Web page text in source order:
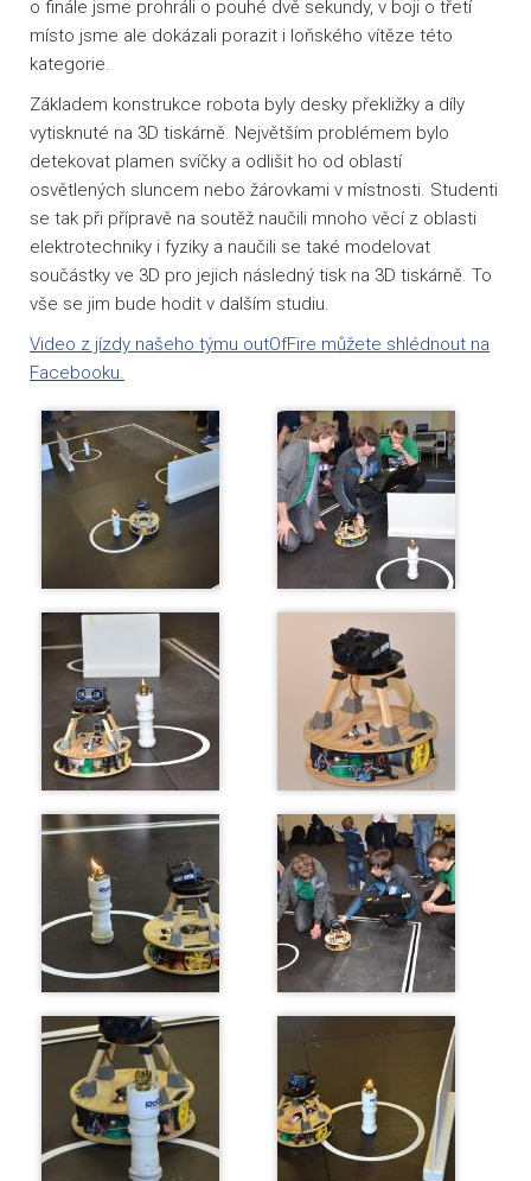
o finále jsme prohráli o pouhé dvě sekundy, v boji o třetí
místo jsme ale dokázali porazit i loňského vítěze této
kategorie.
Základem konstrukce robota byly desky překližky a díly
vytisknuté na 3D tiskárně. Největším problémem bylo
detekovat plamen svíčky a odlišit ho od oblastí
osvětlených sluncem nebo žárovkami v místnosti. Studenti
se tak při přípravě na soutěž naučili mnoho věcí z oblasti
elektrotechniky i fyziky a naučili se také modelovat
součástky ve 3D pro jejich následný tisk na 3D tiskárně. To
vše se jim bude hodit v dalším studiu.
Video z jízdy našeho týmu outOfFire můžete shlédnout na
Facebooku.